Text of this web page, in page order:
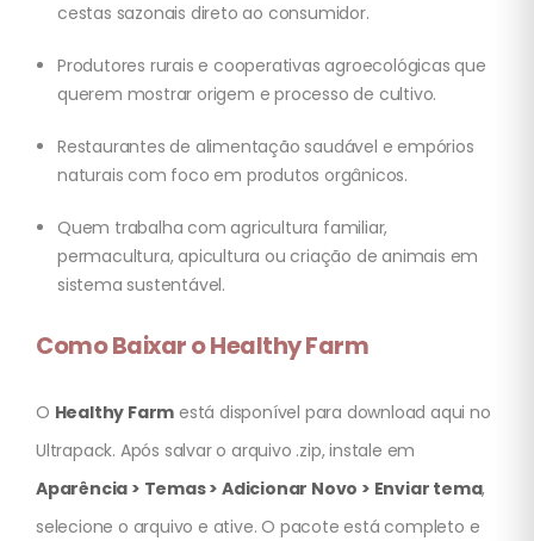
cestas sazonais direto ao consumidor.
Produtores rurais e cooperativas agroecológicas que
querem mostrar origem e processo de cultivo.
Restaurantes de alimentação saudável e empórios
naturais com foco em produtos orgânicos.
Quem trabalha com agricultura familiar,
permacultura, apicultura ou criação de animais em
sistema sustentável.
Como Baixar o Healthy Farm
O Healthy Farm está disponível para download aqui no
Ultrapack. Após salvar o arquivo .zip, instale em
Aparência > Temas > Adicionar Novo > Enviar tema,
selecione o arquivo e ative. O pacote está completo e